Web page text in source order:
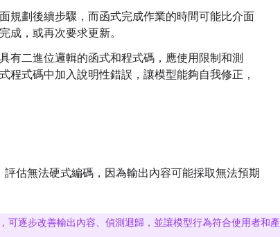
規劃後續步驟，而函式完成作業的時間可能比介面
成，或再次要求更新。
有二進位邏輯的函式和程式碼，應使用限制和測
式碼中加入說明性錯誤，讓模型能夠自我修正，
估無法硬式編碼，因為輸出內容可能採取無法預期
可逐步改善輸出內容、偵測迴歸，並讓模型行為符合使用者和產